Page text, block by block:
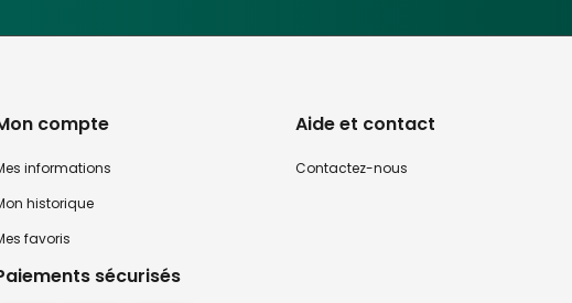
compte
informations
historique
favoris
sécurisés
Aide et contact
Contactez-nous